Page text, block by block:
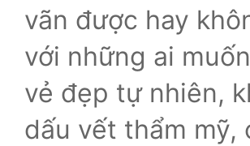
vãn được hay
với những ai
vẻ đẹp tự nhiên,
dấu vết thẩm mỹ,